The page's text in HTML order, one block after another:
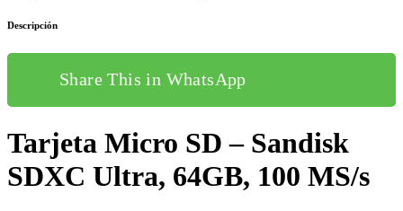
Descripción
Share This in WhatsApp
Tarjeta Micro SD – Sandisk
SDXC Ultra, 64GB, 100 MS/s